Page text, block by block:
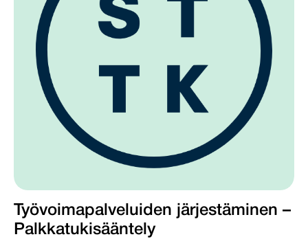
Työvoimapalveluiden järjestäminen –
Palkkatukisääntely